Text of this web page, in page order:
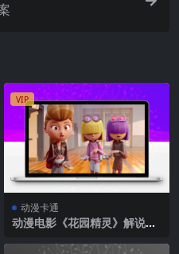
VIP
动漫卡通
动漫电影《花园精灵》解说文